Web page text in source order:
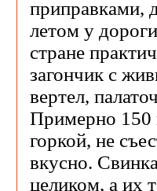
приправками,
летом у
стране
загончик с
вертел,
Примерно 150
горкой, не
вкусно.
целиком, а их